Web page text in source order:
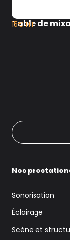
Table de
15€ HT
Nos
Sonorisation
Éclairage
Scène et